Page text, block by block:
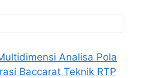
Analisa Pola
Baccarat Teknik RTP